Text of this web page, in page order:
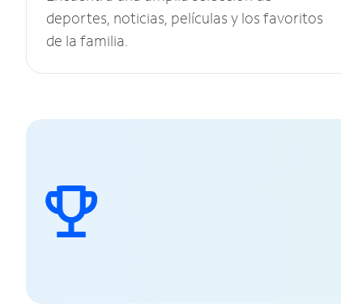
deportes, noticias, películas y los favoritos
de la familia.